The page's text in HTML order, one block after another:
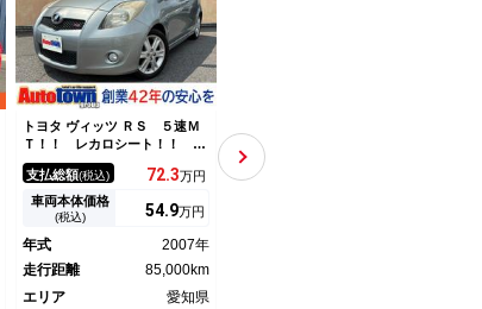
トヨタ ヴィッツ ＲＳ ５速Ｍ
Ｔ！！ レカロシート！！ Ｒ
Ｓ！！ ケンウッドメモリーナ
ビ バックカメラ ＣＤ再生
ＥＴＣ車載器
支払総額(税込) 72.3万円
車両本体価格
(税込) 54.9万円
年式
2007年
走行距離
85,000km
エリア
愛知県
ＧＲ フルセグ ＤＶＤ ＬＥ
Ｄヘッドライト ＥＴＣ オー
トエアコン メモリーナビ パ
支払総額